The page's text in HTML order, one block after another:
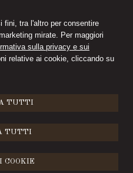
fini, tra l'altro per consentire
mirate. Per maggiori
sulla privacy e sui
relative ai cookie, cliccando su
TUTTI
TUTTI
COOKIE
DELL’ART. 13
europeo (UE) 2016/679 (di seguito